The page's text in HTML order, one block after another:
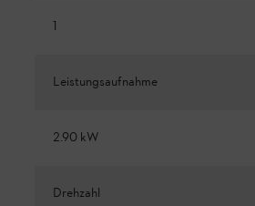
1
Leistungsaufnahme
2.90 kW
Drehzahl